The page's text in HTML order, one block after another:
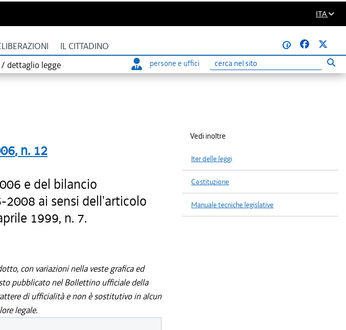
ITA
IL CITTADINO
@
/ dettaglio legge persone e uffici
Ricerca
, n. 12
e del bilancio
ai sensi dell'articolo
1999, n. 7.
con variazioni nella veste grafica ed
pubblicato nel Bollettino ufficiale della
di ufficialità e non è sostitutivo in alcun
legale.
Vedi inoltre
Iter delle leggi
Costituzione
Manuale tecniche legislative